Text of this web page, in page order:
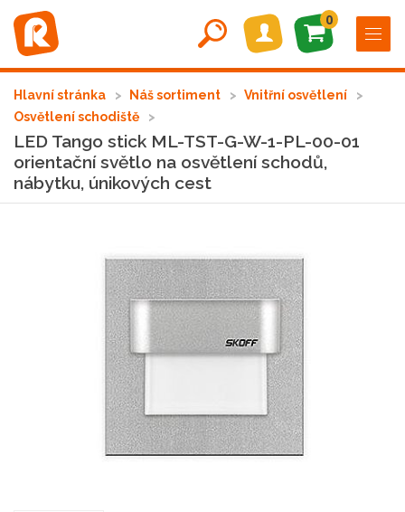
0
Hlavní stránka Náš sortiment
Vnitřní osvětlení
Osvětlení schodiště
LED Tango stick ML-TST-G-W-1-PL-00-01
orientační světlo na osvětlení schodů,
nábytku, únikových cest